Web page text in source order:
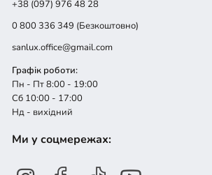
+38 (097) 976 48 28
0 800 336 349 (Безкоштовно)
sanlux.office@gmail.com
Графік роботи:
Пн - Пт 8:00 - 19:00
Сб 10:00 - 17:00
Нд - вихідний
Ми у соцмережах: